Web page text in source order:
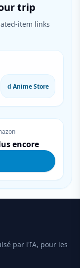
trip
item links
d Anime Store
encore
par l'IA, pour les